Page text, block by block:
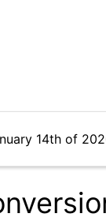
14th of